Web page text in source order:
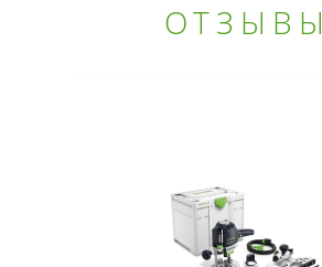
ОТЗЫВЫ